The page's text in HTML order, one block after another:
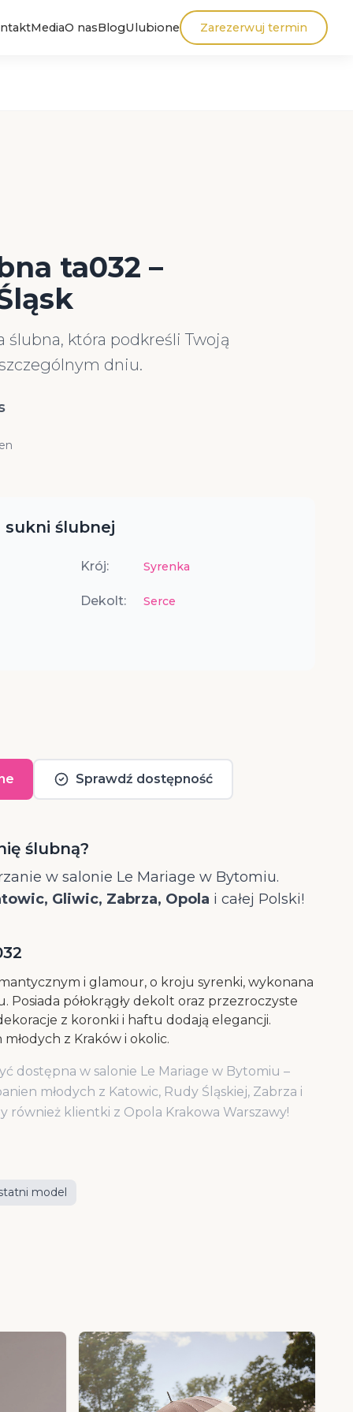
MediaO nasBlogUlubione Zarezerwuj termin
ta032 –
ślubna, która podkreśli Twoją
dniu.
ślubnej
Krój: Syrenka
Dekolt: Serce
Sprawdź dostępność
ślubną?
w salonie Le Mariage w Bytomiu.
Gliwic, Zabrza, Opola i całej Polski!
i glamour, o kroju syrenki, wykonana
półokrągły dekolt oraz przezroczyste
z koronki i haftu dodają elegancji.
z Kraków i okolic.
dostępna w salonie Le Mariage w Bytomiu –
młodych z Katowic, Rudy Śląskiej, Zabrza i
również klientki z Opola Krakowa Warszawy!
model